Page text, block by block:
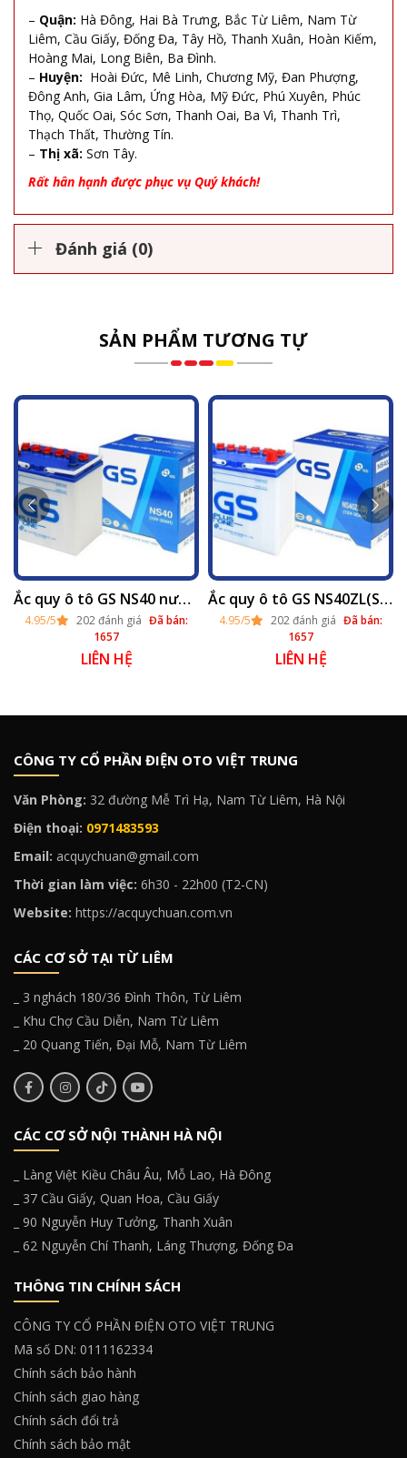
– Quận: Hà Đông, Hai Bà Trưng, Bắc Từ Liêm, Nam Từ
Liêm, Cầu Giấy, Đống Đa, Tây Hồ, Thanh Xuân, Hoàn Kiếm,
Hoàng Mai, Long Biên, Ba Đình.
– Huyện: Hoài Đức, Mê Linh, Chương Mỹ, Đan Phượng,
Đông Anh, Gia Lâm, Ứng Hòa, Mỹ Đức, Phú Xuyên, Phúc
Thọ, Quốc Oai, Sóc Sơn, Thanh Oai, Ba Vì, Thanh Trì,
Thạch Thất, Thường Tín.
– Thị xã: Sơn Tây.
Rất hân hạnh được phục vụ Quý khách!
Đánh giá (0)
SẢN PHẨM TƯƠNG TỰ
Ắc quy ô tô GS NS40 nước (12v - 32ah) thay lắp tại Hà Nội 2025
4.95/5 202 đánh giá Đã bán:
1657
LIÊN HỆ
Ắc quy ô tô GS NS40ZL(S) nước (12v - 35ah) thay tại Hà Nội 2025
4.95/5 202 đánh giá Đã bán:
1657
LIÊN HỆ
CÔNG TY CỔ PHẦN ĐIỆN OTO VIỆT TRUNG
Văn Phòng: 32 đường Mễ Trì Hạ, Nam Từ Liêm, Hà Nội
Điện thoại: 0971483593
Email: acquychuan@gmail.com
Thời gian làm việc: 6h30 - 22h00 (T2-CN)
Website: https://acquychuan.com.vn
CÁC CƠ SỞ TẠI TỪ LIÊM
_ 3 nghách 180/36 Đình Thôn, Từ Liêm
_ Khu Chợ Cầu Diễn, Nam Từ Liêm
_ 20 Quang Tiến, Đại Mỗ, Nam Từ Liêm
CÁC CƠ SỞ NỘI THÀNH HÀ NỘI
_ Làng Việt Kiều Châu Âu, Mỗ Lao, Hà Đông
_ 37 Cầu Giấy, Quan Hoa, Cầu Giấy
_ 90 Nguyễn Huy Tưởng, Thanh Xuân
_ 62 Nguyễn Chí Thanh, Láng Thượng, Đống Đa
THÔNG TIN CHÍNH SÁCH
CÔNG TY CỔ PHẦN ĐIỆN OTO VIỆT TRUNG
Mã số DN: 0111162334
Chính sách bảo hành
Chính sách giao hàng
Chính sách đổi trả
Chính sách bảo mật